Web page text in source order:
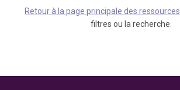
Retour à la page principale des ressources
filtres ou la recherche.